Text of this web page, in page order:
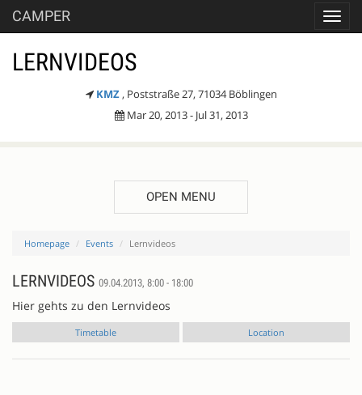
CAMPER
LERNVIDEOS
KMZ , Poststraße 27, 71034 Böblingen
Mar 20, 2013 - Jul 31, 2013
OPEN MENU
Homepage Events Lernvideos
LERNVIDEOS 09.04.2013, 8:00 - 18:00
Hier gehts zu den Lernvideos
Timetable Location